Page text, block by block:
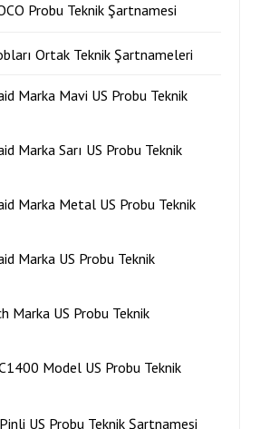
Probu Teknik Şartnamesi
Ortak Teknik Şartnameleri
Marka Mavi US Probu Teknik
Marka Sarı US Probu Teknik
Marka Metal US Probu Teknik
Marka US Probu Teknik
Marka US Probu Teknik
Model US Probu Teknik
US Probu Teknik Şartnamesi